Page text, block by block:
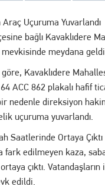
Uçuruma Yuvarlandı
bağlı Kavaklıdere
meydana
Kavaklıdere
ACC 862 plakalı hafif
nedenle direksiyon
uçuruma yuvarlandı.
Saatlerinde Ortaya Çıktı
fark edilmeyen kaza,
çıktı.
edildi.